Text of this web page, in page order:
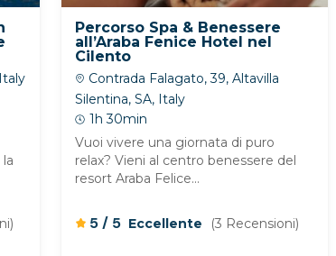
Percorso Spa & Benessere
all’Araba Fenice Hotel nel
Cilento
Contrada Falagato, 39, Altavilla
Silentina, SA, Italy
1h 30min
Vuoi vivere una giornata di puro
relax? Vieni al centro benessere del
resort Araba Felice...
5 / 5 Eccellente (3 Recensioni)